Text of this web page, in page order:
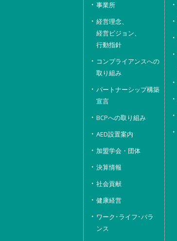
事業所
経営理念、
経営ビジョン、
行動指針
コンプライアンスへの
取り組み
パートナーシップ構築
宣言
BCPへの取り組み
AED設置案内
加盟学会・団体
決算情報
社会貢献
健康経営
ワーク･ライフ･バラ
ンス